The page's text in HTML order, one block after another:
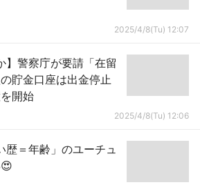
2025/4/8(Tu) 12:07
】警察庁が要請「在留
貯金口座は出金停止
開始
2025/4/8(Tu) 12:06
歴＝年齢」のユーチュ